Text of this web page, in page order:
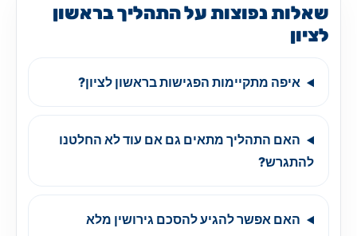
שאלות נפוצות על התהליך בראשון
לציון
איפה מתקיימות הפגישות בראשון לציון?
האם התהליך מתאים גם אם עוד לא החלטנו
להתגרש?
האם אפשר להגיע להסכם גירושין מלא